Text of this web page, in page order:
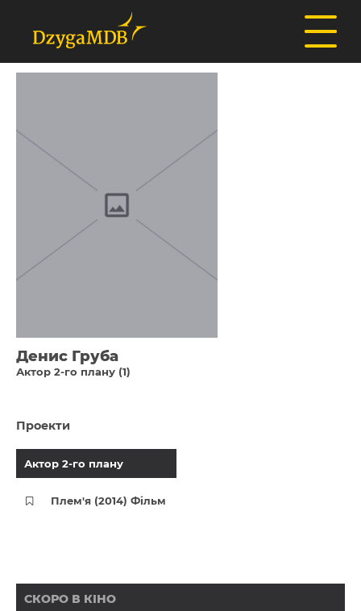
Денис Груба
Актор 2-го плану (1)
Проекти
Актор 2-го плану
Плем'я (2014) Фільм
СКОРО В КІНО